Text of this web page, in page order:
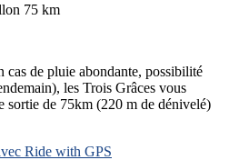
75 km
cas de pluie abondante, possibilité
les Trois Grâces vous
sortie de 75km (220 m de dénivelé)
Ride with GPS